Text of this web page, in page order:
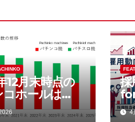
12月末時点の
ホールは
。前年比242
％）減
採
月
4